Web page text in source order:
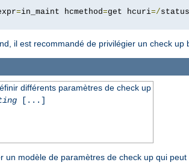
=in_maint hcmethod=get hcuri=/status
il est recommandé de privilégier un check up
différents paramètres de check up
[...]
un modèle de paramètres de check up qui